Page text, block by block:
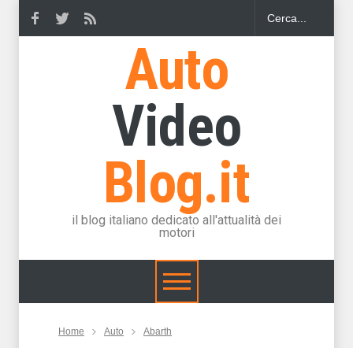
Auto
Video
Blog.it
il blog italiano dedicato all'attualità dei
motori
Home Auto Abarth